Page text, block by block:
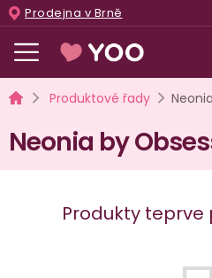
Přejít
na
obsah
Prodejna v Brně
DomůProduktové řady
Neonia by
Produkty